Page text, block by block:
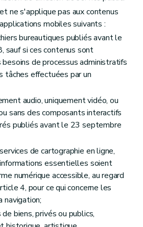
ne s'applique pas aux contenus
mobiles suivants :
bureautiques publiés avant le
si ces contenus sont
de processus administratifs
tâches effectuées par un
audio, uniquement vidéo, ou
sans des composants interactifs
publiés avant le 23 septembre
de cartographie en ligne,
essentielles soient
numérique accessible, au regard
4, pour ce qui concerne les
navigation;
biens, privés ou publics,